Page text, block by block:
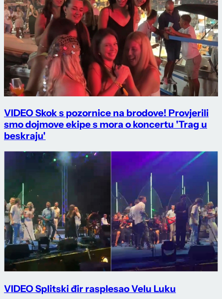
VIDEO Skok s pozornice na brodove! Provjerili
smo dojmove ekipe s mora o koncertu 'Trag u
beskraju'
VIDEO Splitski đir rasplesao Velu Luku